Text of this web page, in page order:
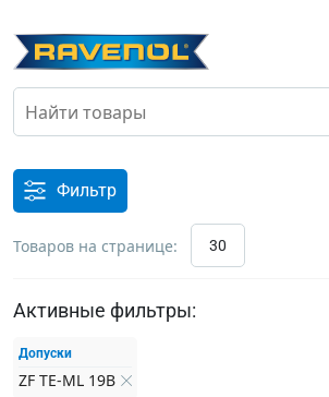
Фильтр
Товаров на странице: 30
Активные фильтры:
Допуски
ZF TE-ML 19B